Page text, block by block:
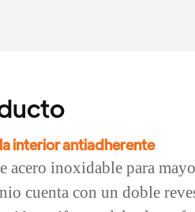
interior antiadherente
acero inoxidable para
cuenta con un doble